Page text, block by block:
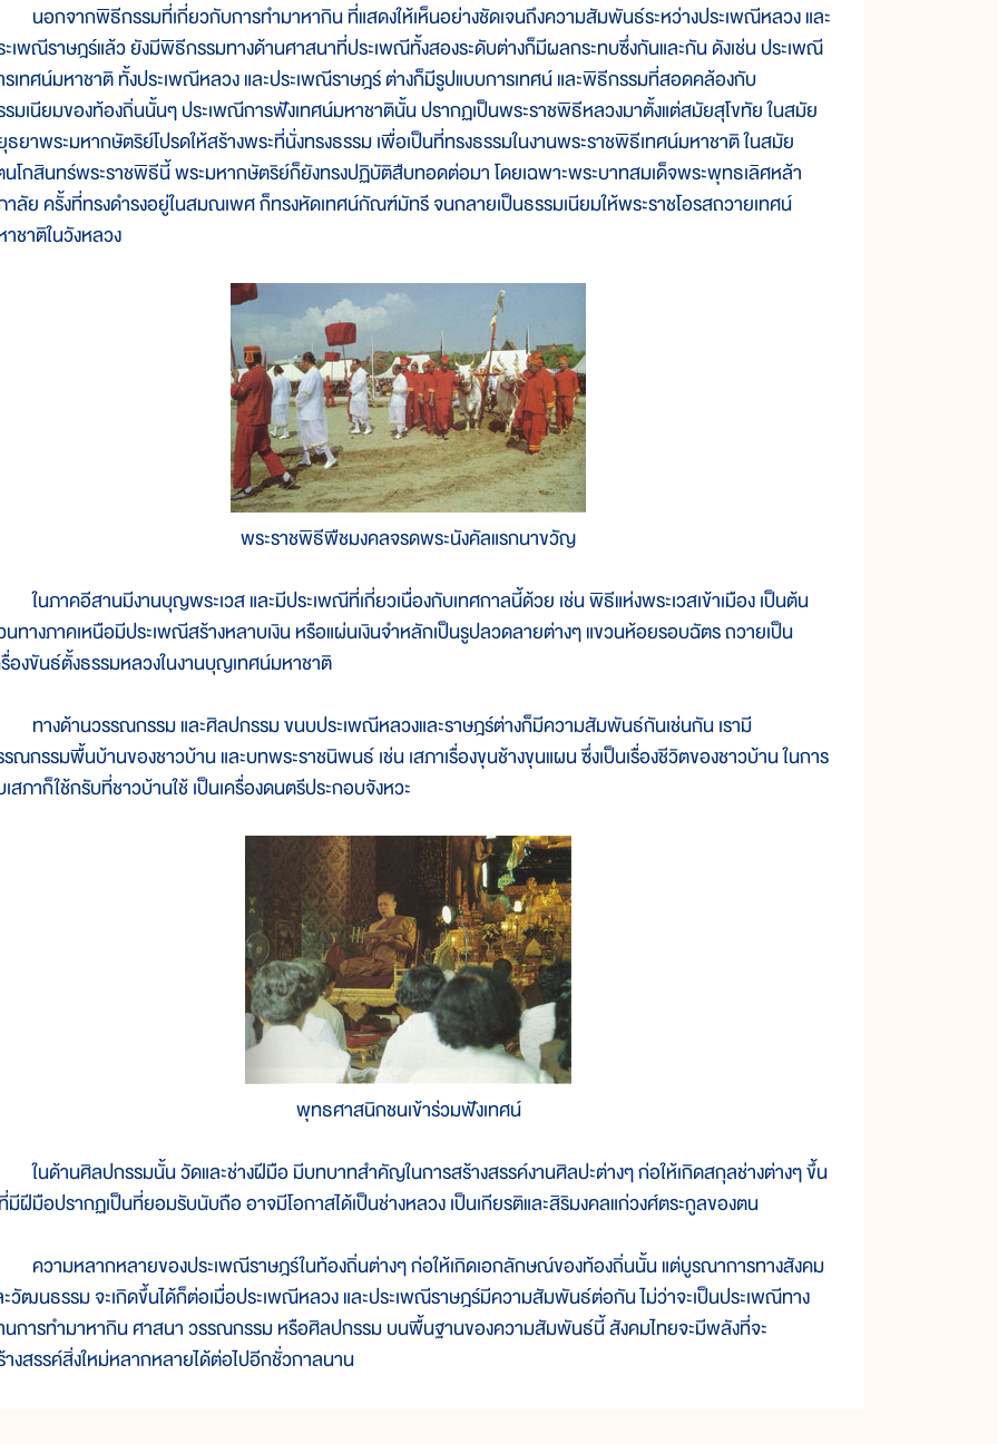
นอกจากพิธีกรรมที่เกี่ยวกับการทำมาหากิน ที่แสดงให้เห็นอย่างชัดเจนถึงความสัมพันธ์ระหว่างประเพณีหลวง และ
ะเพณีราษฎร์แล้ว ยังมีพิธีกรรมทางด้านศาสนาที่ประเพณีทั้งสองระดับต่างก็มีผลกระทบซึ่งกันและกัน ดังเช่น ประเพณี
เทศน์มหาชาติ ทั้งประเพณีหลวง และประเพณีราษฎร์ ต่างก็มีรูปแบบการเทศน์ และพิธีกรรมที่สอดคล้องกับ
รมเนียมของท้องถิ่นนั้นๆ ประเพณีการฟังเทศน์มหาชาตินั้น ปรากฏเป็นพระราชพิธีหลวงมาตั้งแต่สมัยสุโขทัย ในสมัย
ยาพระมหากษัตริย์โปรดให้สร้างพระที่นั่งทรงธรรม เพื่อเป็นที่ทรงธรรมในงานพระราชพิธีเทศน์มหาชาติ ในสมัย
นโกสินทร์พระราชพิธีนี้ พระมหากษัตริย์ก็ยังทรงปฏิบัติสืบทอดต่อมา โดยเฉพาะพระบาทสมเด็จพระพุทธเลิศหล้า
าลัย ครั้งที่ทรงดำรงอยู่ในสมณเพศ ก็ทรงหัดเทศน์กัณฑ์มัทรี จนกลายเป็นธรรมเนียมให้พระราชโอรสถวายเทศน์
าชาติในวังหลวง
พระราชพิธีพืชมงคลจรดพระนังคัลแรกนาขวัญ
ในภาคอีสานมีงานบุญพระเวส และมีประเพณีที่เกี่ยวเนื่องกับเทศกาลนี้ด้วย เช่น พิธีแห่งพระเวสเข้าเมือง เป็นต้น
ทางภาคเหนือมีประเพณีสร้างหลาบเงิน หรือแผ่นเงินจำหลักเป็นรูปลวดลายต่างๆ แขวนห้อยรอบฉัตร ถวายเป็น
รื่องขันธ์ตั้งธรรมหลวงในงานบุญเทศน์มหาชาติ
ทางด้านวรรณกรรม และศิลปกรรม ขนบประเพณีหลวงและราษฎร์ต่างก็มีความสัมพันธ์กันเช่นกัน เรามี
ณกรรมพื้นบ้านของชาวบ้าน และบทพระราชนิพนธ์ เช่น เสภาเรื่องขุนช้างขุนแผน ซึ่งเป็นเรื่องชีวิตของชาวบ้าน ในการ
สภาก็ใช้กรับที่ชาวบ้านใช้ เป็นเครื่องดนตรีประกอบจังหวะ
พุทธศาสนิกชนเข้าร่วมฟังเทศน์
ในด้านศิลปกรรมนั้น วัดและช่างฝีมือ มีบทบาทสำคัญในการสร้างสรรค์งานศิลปะต่างๆ ก่อให้เกิดสกุลช่างต่างๆ ขึ้น
มีฝีมือปรากฏเป็นที่ยอมรับนับถือ อาจมีโอกาสได้เป็นช่างหลวง เป็นเกียรติและสิริมงคลแก่วงศ์ตระกูลของตน
ความหลากหลายของประเพณีราษฎร์ในท้องถิ่นต่างๆ ก่อให้เกิดเอกลักษณ์ของท้องถิ่นนั้น แต่บูรณาการทางสังคม
ะวัฒนธรรม จะเกิดขึ้นได้ก็ต่อเมื่อประเพณีหลวง และประเพณีราษฎร์มีความสัมพันธ์ต่อกัน ไม่ว่าจะเป็นประเพณีทาง
นการทำมาหากิน ศาสนา วรรณกรรม หรือศิลปกรรม บนพื้นฐานของความสัมพันธ์นี้ สังคมไทยจะมีพลังที่จะ
งสรรค์สิ่งใหม่หลากหลายได้ต่อไปอีกชั่วกาลนาน